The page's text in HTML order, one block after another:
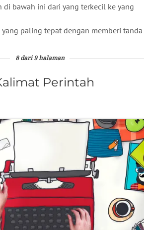
di bawah ini dari yang terkecil ke yang
paling tepat dengan memberi tanda
8 dari 9 halaman
Perintah